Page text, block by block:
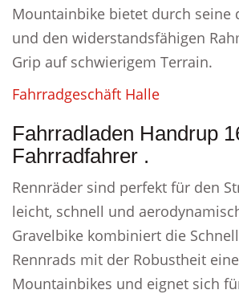
Mountainbike bietet durch seine
und den widerstandsfähigen
Grip auf schwierigem Terrain.
Fahrradgeschäft Halle
Fahrradladen Handrup
Fahrradfahrer .
Rennräder sind perfekt für den
leicht, schnell und
Gravelbike kombiniert die
Rennrads mit der Robustheit
Mountainbikes und eignet sich